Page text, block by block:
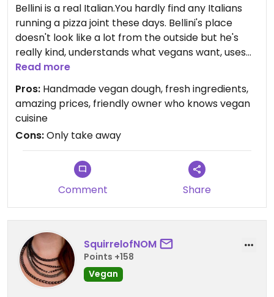
Bellini is a real Italian.You hardly find any Italians
running a pizza joint these days. Bellini's place
doesn't look like a lot from the outside but he's
really kind, understands what vegans want, uses
only vegan pizza dough that he makes himself (it's
divine) and uses fresh ingredients. His credo is that
the original italian pizza from Napoli doesn't even
come with cheese. Thus the root of the dish is
vegan by default. He does use vegan cheese if you
want but I would even recommend to lose the
cheese because his pizza is so delicious that you
don't even need the convenience cheeze. His
panuozzo (pizza dough with herbs) is a fluffy cloud
Read more
Pros: Handmade vegan dough, fresh ingredients,
amazing prices, friendly owner who knows vegan
cuisine
Cons:Only take away
Comment Share
SquirrelofNOM
Points +158
Vegan